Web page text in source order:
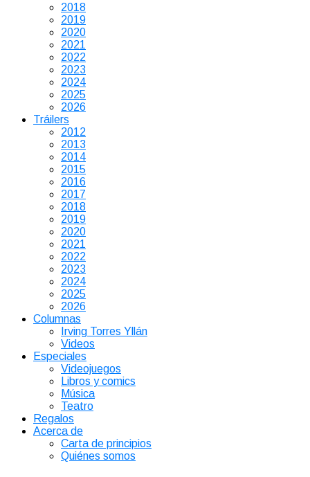
2018
2019
2020
2021
2022
2023
2024
2025
2026
Tráilers
2012
2013
2014
2015
2016
2017
2018
2019
2020
2021
2022
2023
2024
2025
2026
Columnas
Irving Torres Yllán
Videos
Especiales
Videojuegos
Libros y comics
Música
Teatro
Regalos
Acerca de
Carta de principios
Quiénes somos